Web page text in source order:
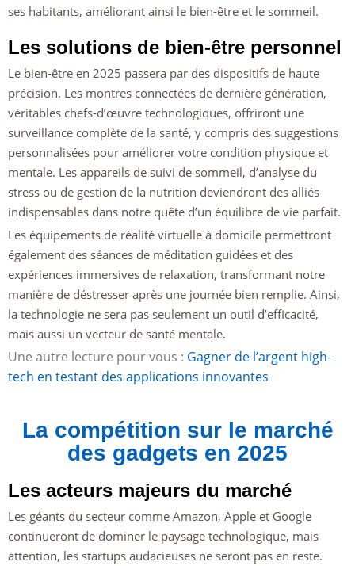
ses habitants, améliorant ainsi le bien-être et le sommeil.
Les solutions de bien-être personnel
Le bien-être en 2025 passera par des dispositifs de haute
précision. Les montres connectées de dernière génération,
véritables chefs-d’œuvre technologiques, offriront une
surveillance complète de la santé, y compris des suggestions
personnalisées pour améliorer votre condition physique et
mentale. Les appareils de suivi de sommeil, d’analyse du
stress ou de gestion de la nutrition deviendront des alliés
indispensables dans notre quête d’un équilibre de vie parfait.
Les équipements de réalité virtuelle à domicile permettront
également des séances de méditation guidées et des
expériences immersives de relaxation, transformant notre
manière de déstresser après une journée bien remplie. Ainsi,
la technologie ne sera pas seulement un outil d’efficacité,
mais aussi un vecteur de santé mentale.
Une autre lecture pour vous : Gagner de l’argent high-
tech en testant des applications innovantes
La compétition sur le marché
des gadgets en 2025
Les acteurs majeurs du marché
Les géants du secteur comme Amazon, Apple et Google
continueront de dominer le paysage technologique, mais
attention, les startups audacieuses ne seront pas en reste.